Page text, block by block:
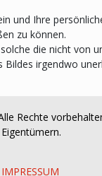
und Ihre
zu können.
die nicht von
irgendwo
Rechte
IMPRESSUM